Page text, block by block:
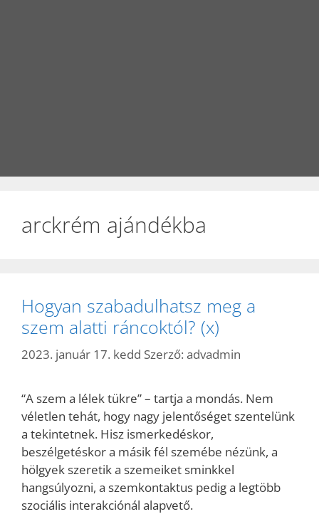
arckrém ajándékba
Hogyan szabadulhatsz meg a
szem alatti ráncoktól? (x)
2023. január 17. kedd Szerző: advadmin
“A szem a lélek tükre” – tartja a mondás. Nem
véletlen tehát, hogy nagy jelentőséget szentelünk
a tekintetnek. Hisz ismerkedéskor,
beszélgetéskor a másik fél szemébe nézünk, a
hölgyek szeretik a szemeiket sminkkel
hangsúlyozni, a szemkontaktus pedig a legtöbb
szociális interakciónál alapvető.